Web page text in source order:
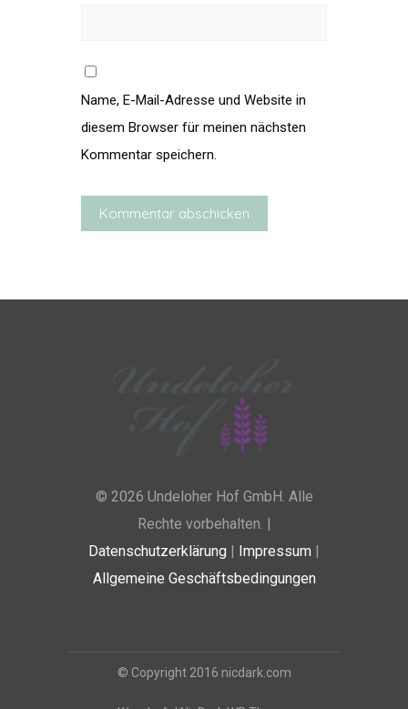
Name, E-Mail-Adresse und Website in
diesem Browser für meinen nächsten
Kommentar speichern.
© 2026 Undeloher Hof GmbH. Alle
Rechte vorbehalten. |
Datenschutzerklärung | Impressum |
Allgemeine Geschäftsbedingungen
© Copyright 2016 nicdark.com